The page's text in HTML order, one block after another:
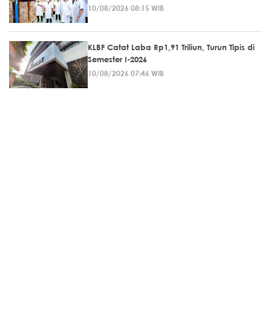
10/08/2026 08:15 WIB
KLBF Catat Laba Rp1,91 Triliun, Turun Tipis di
Semester I-2026
10/08/2026 07:46 WIB